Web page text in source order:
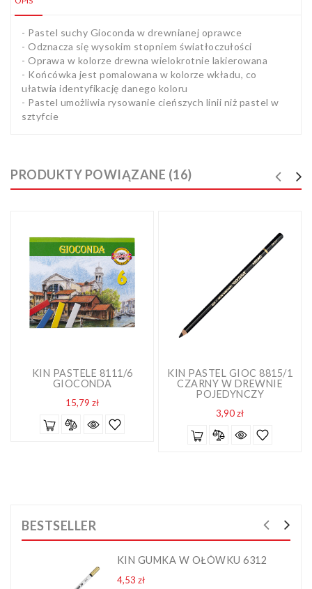
- Pastel suchy Gioconda w drewnianej oprawce
- Odznacza się wysokim stopniem światłoczułości
- Oprawa w kolorze drewna wielokrotnie lakierowana
- Końcówka jest pomalowana w kolorze wkładu, co
ułatwia identyfikację danego koloru
- Pastel umożliwia rysowanie cieńszych linii niż pastel w
sztyfcie
PRODUKTY POWIĄZANE (16)
KIN PASTELE 8111/6
GIOCONDA
15,79 złCena
KIN PASTEL GIOC 8815/1
CZARNY W DREWNIE
POJEDYNCZY
3,90 złCena
BESTSELLER
KIN GUMKA W OŁÓWKU 6312
4,53 złCena